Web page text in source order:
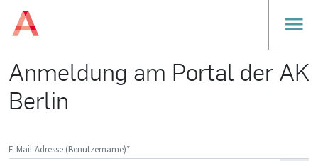
Anmeldung am Portal der AK
Berlin
E-Mail-Adresse (Benutzername)*